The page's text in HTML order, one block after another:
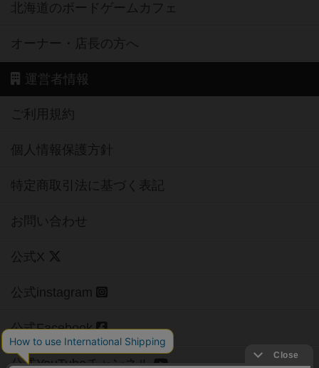
北海道のボードゲームカフェ
オーナー・店長の方へ
運営者情報
ご利用規約
個人情報保護方針
特定商取引法に基づく表記
お問い合わせ
公式X
公式instagram
公式Facebook
公式YouTubeチャンネル